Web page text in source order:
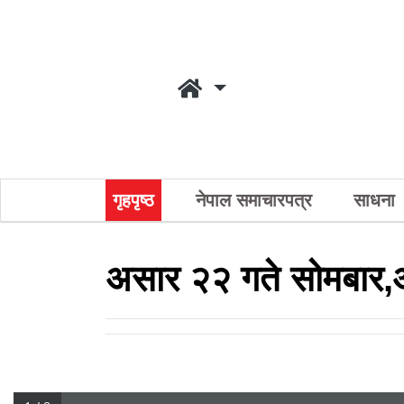
गृहपृष्ठ नेपाल समाचारपत्र साधना
असार २२ गते